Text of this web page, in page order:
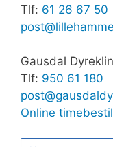
Tlf: 61 26 67 50
Gausdal
Tlf: 950 61 180
Online
N